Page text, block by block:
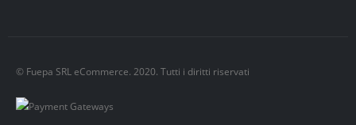
© Fuepa SRL eCommerce. 2020. Tutti i diritti riservati